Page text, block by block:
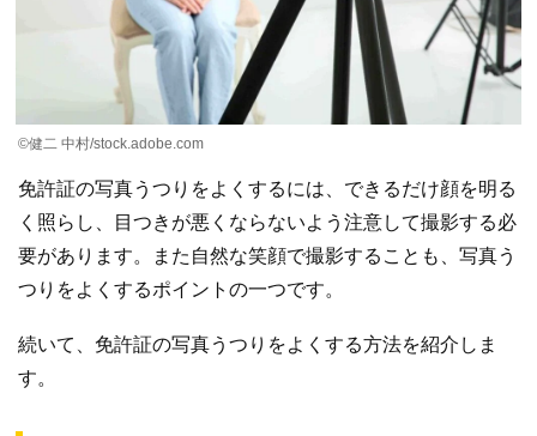
©健二 中村/stock.adobe.com
免許証の写真うつりをよくするには、できるだけ顔を明る
く照らし、目つきが悪くならないよう注意して撮影する必
要があります。また自然な笑顔で撮影することも、写真う
つりをよくするポイントの一つです。
続いて、免許証の写真うつりをよくする方法を紹介しま
す。